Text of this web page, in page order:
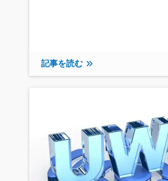
記事を読む